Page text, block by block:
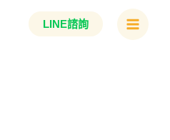
LINE諮詢
Main